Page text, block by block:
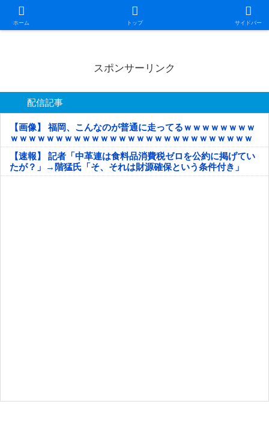
ホーム トップ サイドバー
日本第一！ニュース録
スポンサーリンク
配信記事
【画像】 福岡、こんなのが普通に走ってるｗｗｗｗｗｗｗｗ
ｗｗｗｗｗｗｗｗｗｗｗｗｗｗｗｗｗｗｗｗｗｗｗｗｗｗｗ
ｗｗｗｗｗ
【速報】 記者「中革連は食料品消費税ゼロを公約に掲げてい
たが？」→階猛氏「そ、それは財源確保という条件付き」